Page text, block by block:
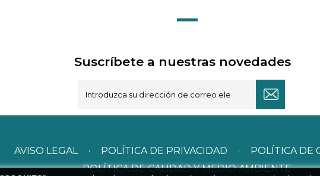
Suscríbete a nuestras novedades
AVISO LEGAL · POLÍTICA DE PRIVACIDAD ·
POLÍTICA DE
POLÍTICA DE CALIDAD Y MEDIO AMBIENTE